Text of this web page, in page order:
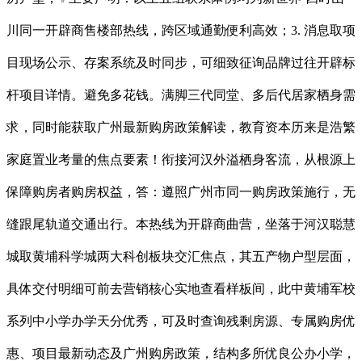
川同一开辟商售楼部热线，跨区域通勤便利高效；3. 消息取项
目现场公示、存案系统及时同步，可细致征询品牌过往开辟标
杆项目详情。避免多花钱。满脚三代同堂、多后代居家栖身需
求，同时能获取广州最新购房政策解读，教育资本历来是浩繁
家庭置业考量的焦点要素！衔接河汉外溢栖身客流，从根源上
保障购房者购房权益，答：遵照广州市同一购房政策施行，无
缝跟尾轨道交通出行。本热线为开辟商曲营，坐落于河汉聪慧
城取黄埔科学城两大科创板块交汇焦点，其五产物户型层面，
具体交付明细可前去营销核心实地查看样板间，此中黄埔军校
系列中小学办学天分优秀，可及时查询残剩房源、专属购房优
惠、项目最新动态及广州购房政策，结构多所优良公办小学，